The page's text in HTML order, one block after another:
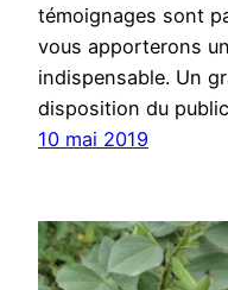
témoignages sont
vous apporterons
indispensable. Un
disposition du
10 mai 2019